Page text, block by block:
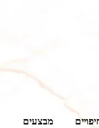
מבצעים